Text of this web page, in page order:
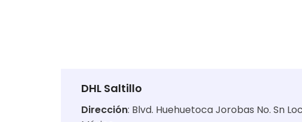
DHL Saltillo
Dirección: Blvd. Huehuetoca Jorobas No. Sn